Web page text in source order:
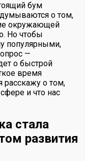
бум
о том,
окружающей
Но чтобы
популярными,
—
о быстрой
время
расскажу о том,
и что нас
стала
развития